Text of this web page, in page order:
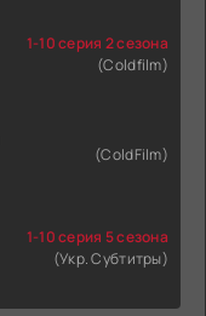
1-10 серия 2 сезона
(Coldfilm)
(ColdFilm)
1-10 серия 5 сезона
(Укр. Субтитры)